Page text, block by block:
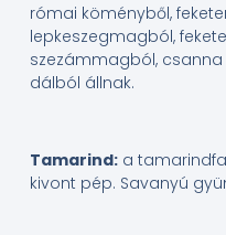
római köményből,
lepkeszegmagból,
szezámmagból,
dálból állnak.
Tamarind:a
kivont pép. Savanyú